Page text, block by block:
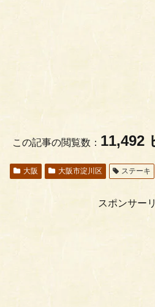
この記事の閲覧数： 11,492
大阪 大阪市淀川区 ステーキ
スポンサー